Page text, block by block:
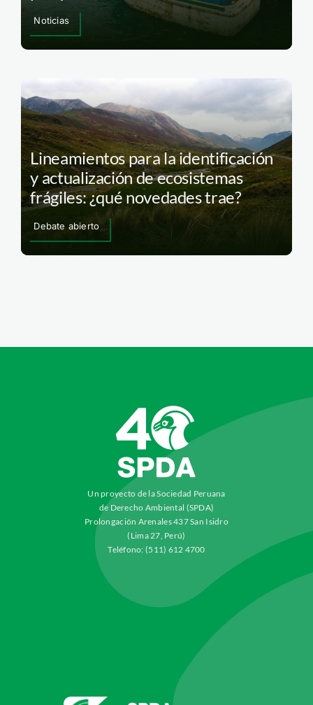
Noticias
Lineamientos para la identificación
y actualización de ecosistemas
frágiles: ¿qué novedades trae?
Debate abierto
Un proyecto de la Sociedad Peruana
de Derecho Ambiental (SPDA)
Prolongación Arenales 437 San Isidro
(Lima 27, Perú)
Teléfono: (511) 612 4700